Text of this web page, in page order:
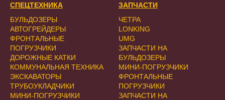
СПЕЦТЕХНИКА
БУЛЬДОЗЕРЫ
АВТОГРЕЙДЕРЫ
ФРОНТАЛЬНЫЕ
ПОГРУЗЧИКИ
ДОРОЖНЫЕ КАТКИ
КОММУНАЛЬНАЯ ТЕХНИКА
ЭКСКАВАТОРЫ
ТРУБОУКЛАДЧИКИ
МИНИ-ПОГРУЗЧИКИ
ЗАПЧАСТИ
ЧЕТРА
LONKING
UMG
ЗАПЧАСТИ НА
БУЛЬДОЗЕРЫ
МИНИ-ПОГРУЗЧИКИ
ФРОНТАЛЬНЫЕ
ПОГРУЗЧИКИ
ЗАПЧАСТИ НА